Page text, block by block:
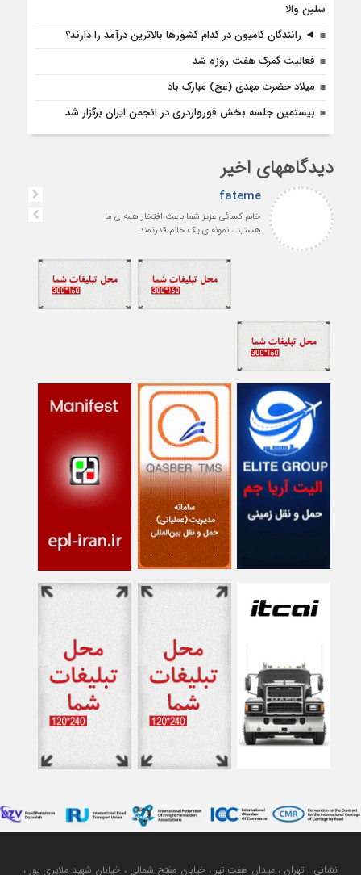
سلین والا
◄ رانندگان کامیون در کدام کشورها بالاترین درآمد را دارند؟
فعالیت گمرک هفت روزه شد
میلاد حضرت مهدی (عج) مبارک باد
بیستمین جلسه بخش فورواردری در انجمن ایران برگزار شد
دیدگاههای اخیر
fateme
خانم کسائی عزیز شما باعث افتخار همه ی ما
هستید ، نمونه ی یک خانم قدرتمند
نشانی : تهران ، میدان هفت تیر ، خیابان مفتح شمالی ، خیابان شهید ملایری پور ،